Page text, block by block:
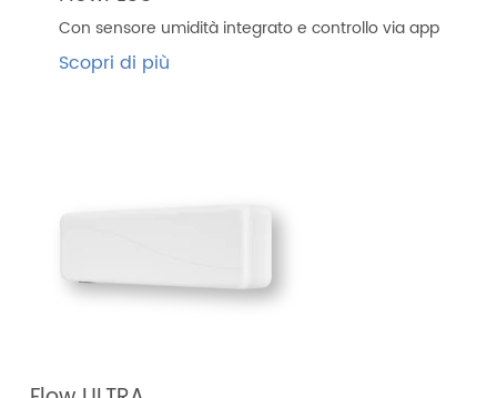
Con sensore umidità integrato e controllo via app
Scopri di più